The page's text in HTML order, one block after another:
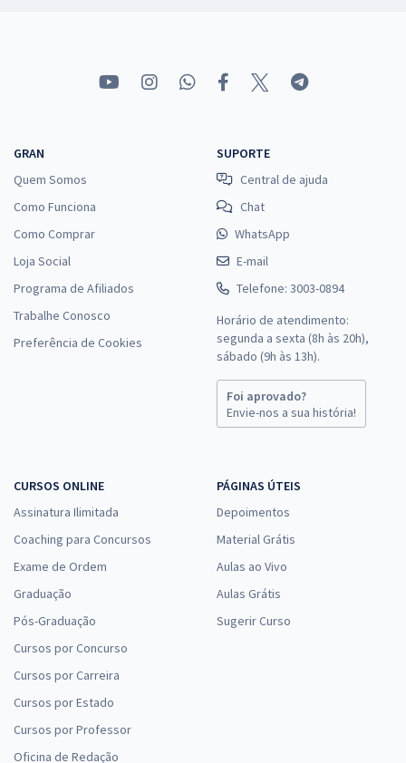
GRAN
Quem Somos
Como Funciona
Como Comprar
Loja Social
Programa de Afiliados
Trabalhe Conosco
Preferência de Cookies
SUPORTE
Central de ajuda
Chat
WhatsApp
E-mail
Telefone: 3003-0894
Horário de atendimento:
segunda a sexta (8h às 20h),
sábado (9h às 13h).
Foi aprovado?
Envie-nos a sua história!
CURSOS ONLINE
Assinatura Ilimitada
Coaching para Concursos
Exame de Ordem
Graduação
Pós-Graduação
Cursos por Concurso
Cursos por Carreira
Cursos por Estado
Cursos por Professor
Oficina de Redação
PÁGINAS ÚTEIS
Depoimentos
Material Grátis
Aulas ao Vivo
Aulas Grátis
Sugerir Curso